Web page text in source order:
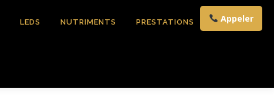
Appeler
LEDS NUTRIMENTS PRESTATIONS CONTACT